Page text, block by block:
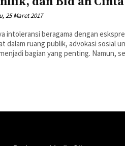
25 Maret 2017
intoleransi beragama dengan
dalam ruang publik, advokasi sosial
bagian yang penting. Namun,